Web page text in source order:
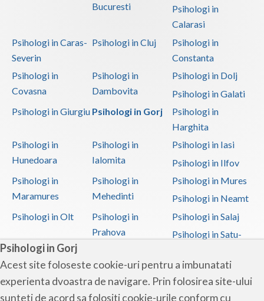
Psihologi in Gorj
Acest site foloseste cookie-uri pentru a imbunatati
experienta dvoastra de navigare. Prin folosirea site-ului
sunteti de acord sa folositi cookie-urile conform cu
Bucuresti
Psihologi in
Calarasi
Psihologi in Caras-
Severin
Psihologi in Cluj
Psihologi in
Constanta
Psihologi in
Covasna
Psihologi in
Dambovita
Psihologi in Dolj
Psihologi in Galati
Psihologi in Giurgiu Psihologi in Gorj
Psihologi in
Harghita
Psihologi in
Hunedoara
Psihologi in
Ialomita
Psihologi in Iasi
Psihologi in Ilfov
Psihologi in
Maramures
Psihologi in
Mehedinti
Psihologi in Mures
Psihologi in Neamt
Psihologi in Olt
Psihologi in
Prahova
Psihologi in Salaj
Psihologi in Satu-
Psihologi in Sibiu
Psihologi in
Suceava
Psihologi in
Teleorman